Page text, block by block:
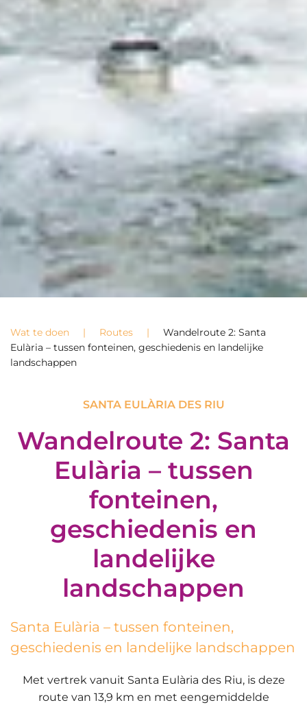
Wat te doen Routes
Wandelroute 2: Santa
Eulària – tussen fonteinen, geschiedenis en landelijke
landschappen
SANTA EULÀRIA DES RIU
Wandelroute 2: Santa
Eulària – tussen
fonteinen,
geschiedenis en
landelijke
landschappen
Santa Eulària – tussen fonteinen,
geschiedenis en landelijke landschappen
Met vertrek vanuit Santa Eulària des Riu, is deze
route van 13,9 km en met eengemiddelde